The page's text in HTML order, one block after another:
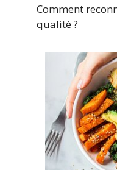
Comment
qualité ?